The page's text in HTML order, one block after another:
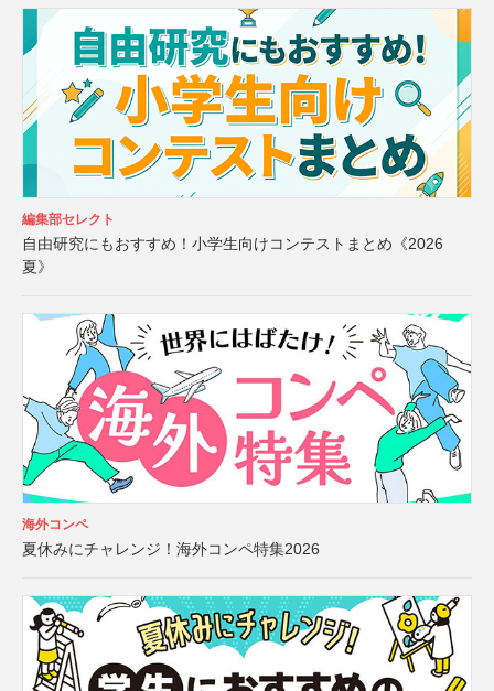
編集部セレクト
自由研究にもおすすめ！小学生向けコンテストまとめ《2026
夏》
海外コンペ
夏休みにチャレンジ！海外コンペ特集2026